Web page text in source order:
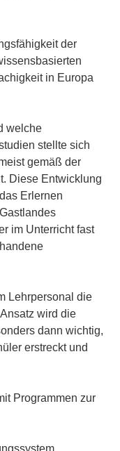
der
in Europa
welche
stellte sich
gemäß der
Diese Entwicklung
Erlernen
im Unterricht fast
Lehrpersonal die
wird die
dann wichtig,
erstreckt und
Programmen zur